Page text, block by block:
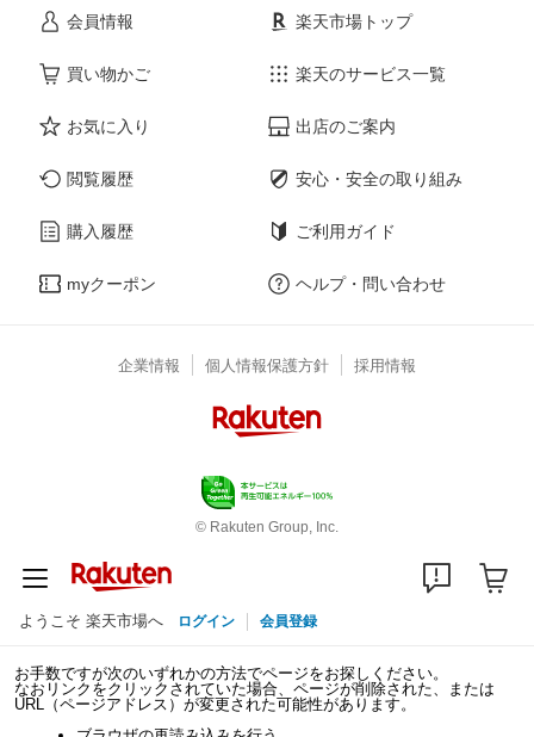
会員情報
買い物かご
お気に入り
閲覧履歴
購入履歴
myクーポン
楽天市場トップ
楽天のサービス一覧
出店のご案内
安心・安全の取り組み
ご利用ガイド
ヘルプ・問い合わせ
企業情報 個人情報保護方針 採用情報
© Rakuten Group, Inc.
ようこそ 楽天市場へ ログイン 会員登録
お手数ですが次のいずれかの方法でページをお探しください。
なおリンクをクリックされていた場合、ページが削除された、または
URL（ページアドレス）が変更された可能性があります。